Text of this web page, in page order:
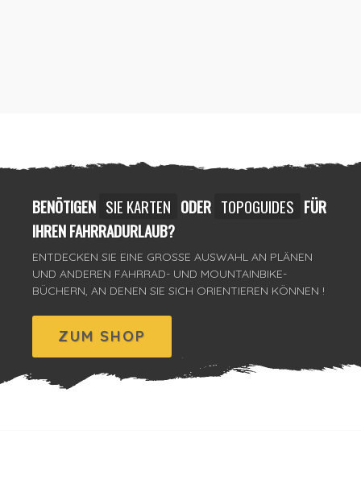
BENÖTIGEN SIE KARTEN ODER TOPOGUIDES FÜR
IHREN FAHRRADURLAUB?
ENTDECKEN SIE EINE GROSSE AUSWAHL AN PLÄNEN U
ND ANDEREN FAHRRAD- UND MOUNTAINBIKE-B
ÜCHERN, AN DENEN SIE SICH ORIENTIEREN KÖNNEN !
ZUM SHOP